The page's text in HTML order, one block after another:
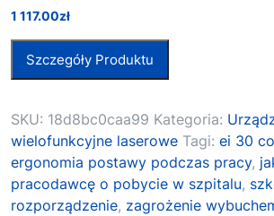
1 117.00zł
Szczegóły Produktu
SKU: 18d8bc0caa99 Kategoria:
wielofunkcyjne laserowe Tagi: ei 30
ergonomia postawy podczas pracy,
pracodawcę o pobycie w szpitalu,
rozporządzenie, zagrożenie